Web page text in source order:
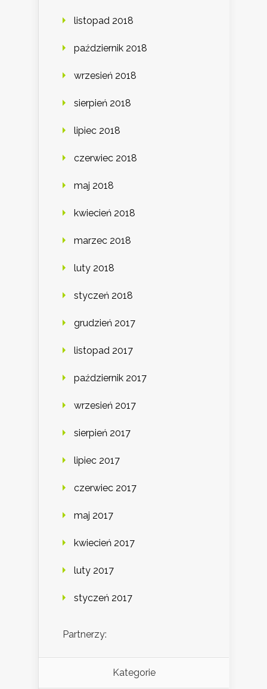
listopad 2018
październik 2018
wrzesień 2018
sierpień 2018
lipiec 2018
czerwiec 2018
maj 2018
kwiecień 2018
marzec 2018
luty 2018
styczeń 2018
grudzień 2017
listopad 2017
październik 2017
wrzesień 2017
sierpień 2017
lipiec 2017
czerwiec 2017
maj 2017
kwiecień 2017
luty 2017
styczeń 2017
Partnerzy:
Kategorie